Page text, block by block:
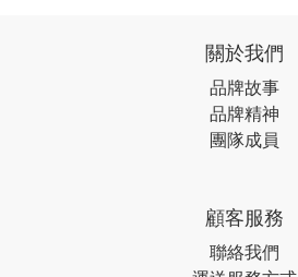
關於我們
品牌故事
品牌精神
團隊成員
顧客服務
聯絡我們